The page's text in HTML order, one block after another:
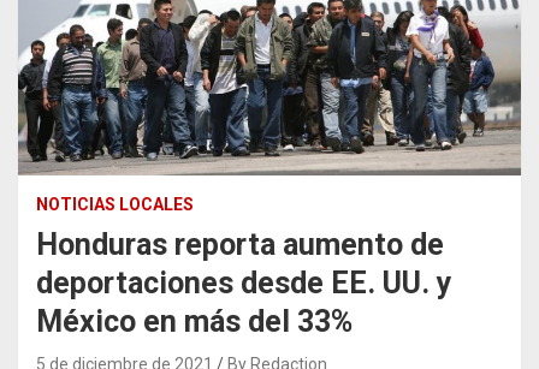
NOTICIAS LOCALES
Honduras reporta aumento de
deportaciones desde EE. UU. y
México en más del 33%
5 de diciembre de 2021 By Redaction